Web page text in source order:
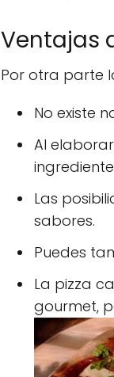
Ventajas
Por otra parte
No existe
Al
Las
sabores.
Puedes
La pizza
gourmet,